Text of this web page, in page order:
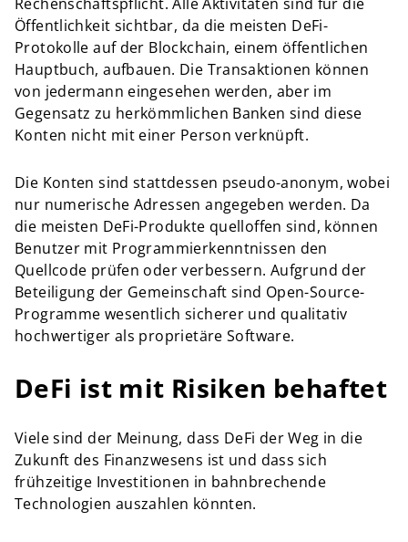
Öffentlichkeit sichtbar, da die meisten DeFi-
Protokolle auf der Blockchain, einem öffentlichen
Hauptbuch, aufbauen. Die Transaktionen können
von jedermann eingesehen werden, aber im
Gegensatz zu herkömmlichen Banken sind diese
Konten nicht mit einer Person verknüpft.
Die Konten sind stattdessen pseudo-anonym, wobei
nur numerische Adressen angegeben werden. Da
die meisten DeFi-Produkte quelloffen sind, können
Benutzer mit Programmierkenntnissen den
Quellcode prüfen oder verbessern. Aufgrund der
Beteiligung der Gemeinschaft sind Open-Source-
Programme wesentlich sicherer und qualitativ
hochwertiger als proprietäre Software.
DeFi ist mit Risiken behaftet
Viele sind der Meinung, dass DeFi der Weg in die
Zukunft des Finanzwesens ist und dass sich
frühzeitige Investitionen in bahnbrechende
Technologien auszahlen könnten.